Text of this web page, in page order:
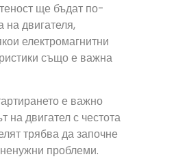
ще бъдат по-
на двигателя,
електромагнитни
също е важна
е важно
на двигател с честота
трябва да започне
проблеми.